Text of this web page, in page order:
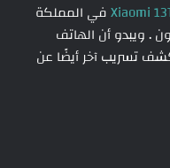
في المملكة
. ويبدو أن الهاتف
. وكشف تسريب آخر أيضًا عن